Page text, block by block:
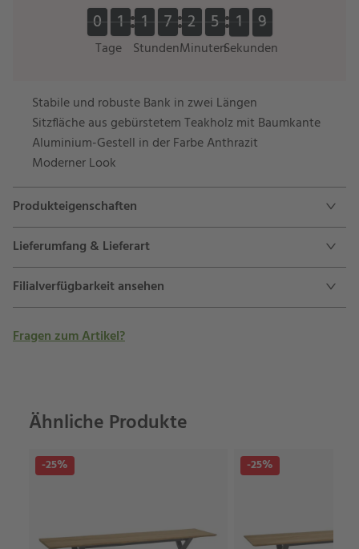
Tage
0
0
0
0 1
1
1
1
Stunden
1
1
1
1 7
7
7
7
Minuten
2
2
2
2 5
5
5
5
Sekunden
1
1
1
1 8
9
9
8
Stabile und robuste Bank in zwei Längen
Sitzfläche aus gebürstetem Teakholz mit Baumkante
Aluminium-Gestell in der Farbe Anthrazit
Moderner Look
Produkteigenschaften
Lieferumfang & Lieferart
Filialverfügbarkeit ansehen
Fragen zum Artikel?
Ähnliche Produkte
-25% -25%